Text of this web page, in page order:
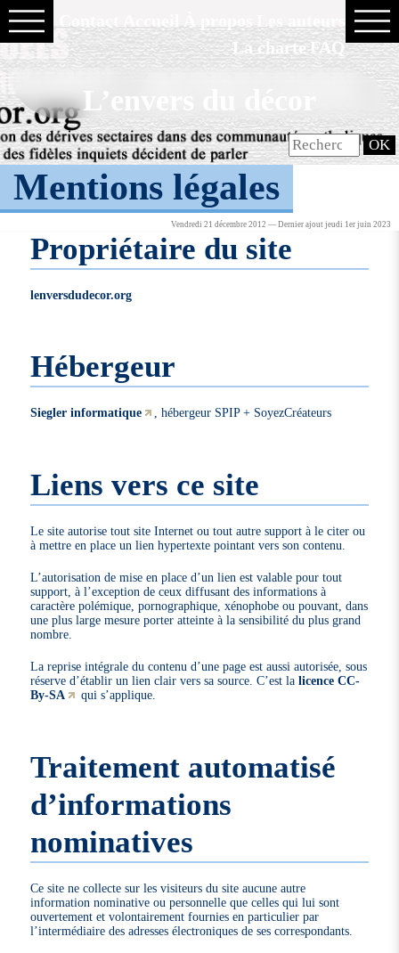
La charte FAQ
L’envers du décor
Mentions légales
Vendredi 21 décembre 2012 — Dernier ajout jeudi 1er juin 2023
Propriétaire du site
lenversdudecor.org
Hébergeur
Siegler informatique , hébergeur SPIP + SoyezCréateurs
Liens vers ce site
Le site autorise tout site Internet ou tout autre support à le citer ou
à mettre en place un lien hypertexte pointant vers son contenu.
L’autorisation de mise en place d’un lien est valable pour tout
support, à l’exception de ceux diffusant des informations à
caractère polémique, pornographique, xénophobe ou pouvant, dans
une plus large mesure porter atteinte à la sensibilité du plus grand
nombre.
La reprise intégrale du contenu d’une page est aussi autorisée, sous
réserve d’établir un lien clair vers sa source. C’est lalicence CC-
By-SA
qui s’applique.
Traitement automatisé
d’informations
nominatives
Ce site ne collecte sur les visiteurs du site aucune autre
information nominative ou personnelle que celles qui lui sont
ouvertement et volontairement fournies en particulier par
l’intermédiaire des adresses électroniques de ses correspondants.